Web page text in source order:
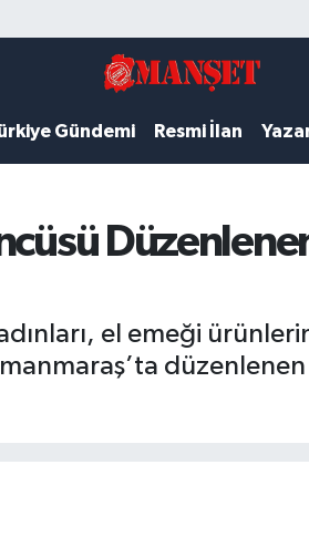
Gündemi Resmi İlan
el emeği
düzenlenen